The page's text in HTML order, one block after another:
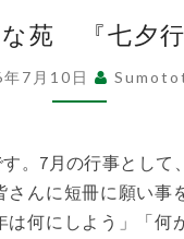
ち
ば
な
『七
夕
行
苑 『七夕行
7月10日
。7月の行事として
さんに短冊に願い事
は何にしよう」「何